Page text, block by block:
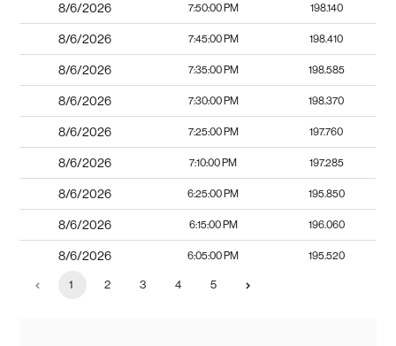
8/6/2026 7:50:00 PM 198.140
8/6/2026 7:45:00 PM 198.410
8/6/2026 7:35:00 PM 198.585
8/6/2026 7:30:00 PM 198.370
8/6/2026 7:25:00 PM 197.760
8/6/2026 7:10:00 PM 197.285
8/6/2026 6:25:00 PM 195.850
8/6/2026 6:15:00 PM 196.060
8/6/2026 6:05:00 PM 195.520
1 2 3 4 5